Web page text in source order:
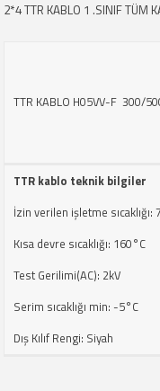
2*4 TTR KABLO 1 .SINIF TÜM
TTR KABLO H05VV-F 300/
TTR kablo teknik bilgiler
İzin verilen işletme sıcaklığı:
Kısa devre sıcaklığı: 160°C
Test Gerilimi(AC): 2kV
Serim sıcaklığı min: -5°C
Dış Kılıf Rengi: Siyah